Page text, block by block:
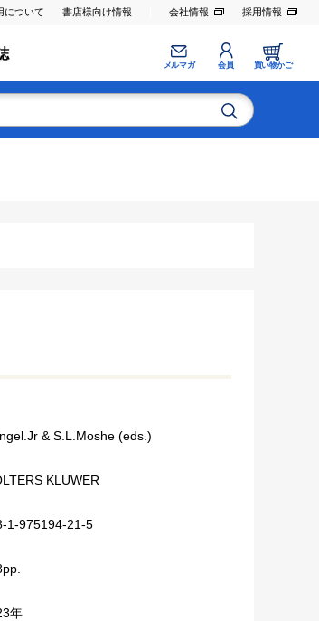
について 書店様向け情報 会社情報 採用情報
メルマガ 会員 買い物かご
& S.L.Moshe (eds.)
KLUWER
1-975194-21-5
年